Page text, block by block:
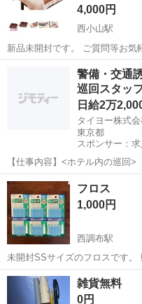
4,000円
西小山駅
新品未開封です。 ご質問等お気軽にお問い合わせください。 他にもエ
ステアイテム多数出品しております。 受取は、三軒茶屋も
黒区原町よりお選び頂けます。
さい。) よろしくお...
目黒区 西小山駅
警備・交通
巡回スタッ
日給2万
タイヨー株式会
東京都
スポンサー：
【仕事内容】<ホテル内の巡回
ーの確認 ・その他防犯対応 な
も取れますので、 ご安心くださ
しっかりと稼ぐことも...
アルバイト・パート
フロス
1,000円
西調布駅
未開封SSサイズのフロスです
さい。
東京 三鷹市 西調布駅
雑貨無料
0円